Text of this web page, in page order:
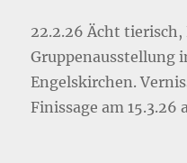
22.2.26 Ächt tierisch,
Gruppenausstellung
Engelskirchen.
Finissage am 15.3.26